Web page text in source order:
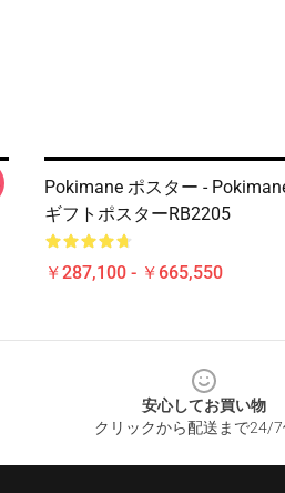
Pokimane ポスター -
ギフトポスターRB2205
￥287,100 - ￥665,550
安心してお買い物
クリックから配送まで24/